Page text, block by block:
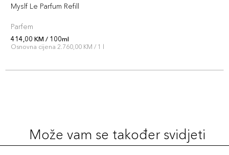
Myslf Le Parfum Refill
Parfem
414,00 KM / 100ml
Osnovna cijena 2.760,00 KM / 1 l
Može vam se također svidjeti